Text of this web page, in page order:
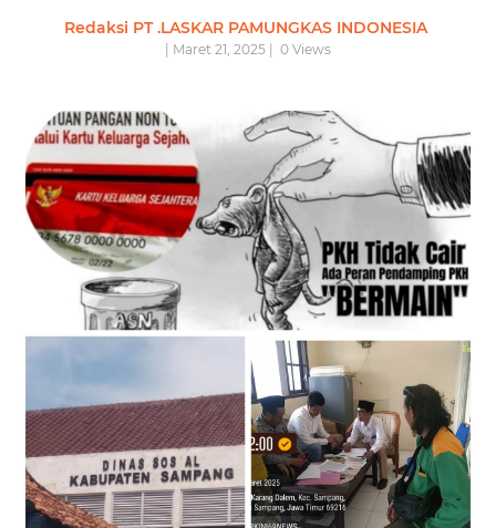
Redaksi PT .LASKAR PAMUNGKAS INDONESIA
| Maret 21, 2025 | 0 Views